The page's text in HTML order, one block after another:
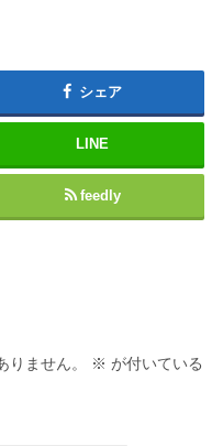
シェア
LINE
feedly
ません。 ※ が付いている